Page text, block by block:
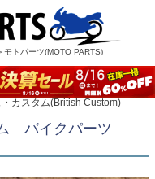
モトパーツ(MOTO PARTS)
カスタム(British Custom)
バイクパーツ